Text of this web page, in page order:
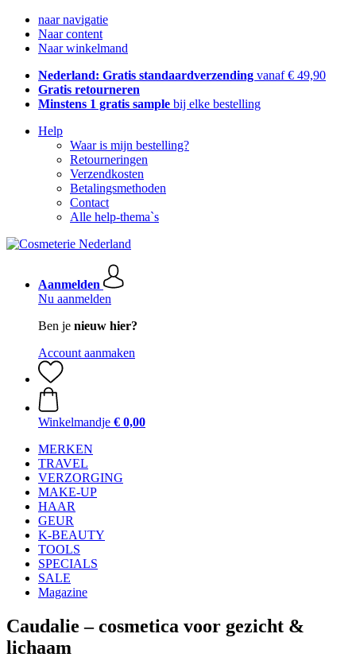
naar navigatie
Naar content
Naar winkelmand
Nederland: Gratis standaardverzending vanaf € 49,90
Gratis retourneren
Minstens 1 gratis sample bij elke bestelling
Help
Waar is mijn bestelling?
Retourneringen
Verzendkosten
Betalingsmethoden
Contact
Alle help-thema`s
Aanmelden
Nu aanmelden
Ben je nieuw hier?
Account aanmaken
Winkelmandje € 0,00
MERKEN
TRAVEL
VERZORGING
MAKE-UP
HAAR
GEUR
K-BEAUTY
TOOLS
SPECIALS
SALE
Magazine
Caudalie – cosmetica voor gezicht &
lichaam